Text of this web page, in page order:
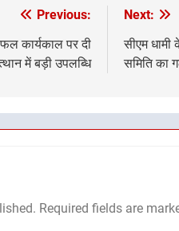
Previous:
कार्यकाल पर दी
में बड़ी उपलब्धि
Next:
सीएम धामी
समिति का
Required fields are